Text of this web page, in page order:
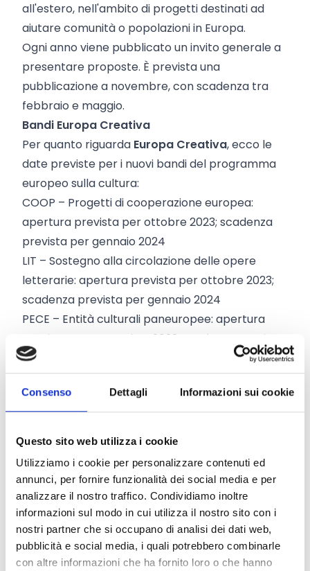
Consenso Dettagli Informazioni sui cookie
Questo sito web utilizza i cookie
Utilizziamo i cookie per personalizzare contenuti ed
annunci, per fornire funzionalità dei social media e per
analizzare il nostro traffico. Condividiamo inoltre
informazioni sul modo in cui utilizza il nostro sito con i
nostri partner che si occupano di analisi dei dati web,
pubblicità e social media, i quali potrebbero combinarle
con altre informazioni che ha fornito loro o che hanno
all'estero, nell'ambito di progetti destinati ad
aiutare comunità o popolazioni in Europa.
Ogni anno viene pubblicato un invito generale a
presentare proposte. È prevista una
pubblicazione a novembre, con scadenza tra
febbraio e maggio.
Bandi Europa Creativa
Per quanto riguarda Europa Creativa, ecco le
date previste per i nuovi bandi del programma
europeo sulla cultura:
COOP – Progetti di cooperazione europea:
apertura prevista per ottobre 2023; scadenza
prevista per gennaio 2024
LIT – Sostegno alla circolazione delle opere
letterarie: apertura prevista per ottobre 2023;
scadenza prevista per gennaio 2024
PECE – Entità culturali paneuropee: apertura
prevista per novembre 2023; scadenza prevista
per febbraio 2024
PLAT – Sostegno alle piattaforme europee:
apertura prevista per dicembre 2023; scadenza
prevista per marzo 2024
NET – Sostegno alle reti europee: apertura
prevista per gennaio 2024; scadenza prevista
per aprile 2024
Per quanto riguarda l'iniziativa Culture Moves
Europe sono previste le seguenti date:
Linea d'azione Mobilità individuale:
2ª fase – tra il 2 ottobre e il 31 maggio 2024